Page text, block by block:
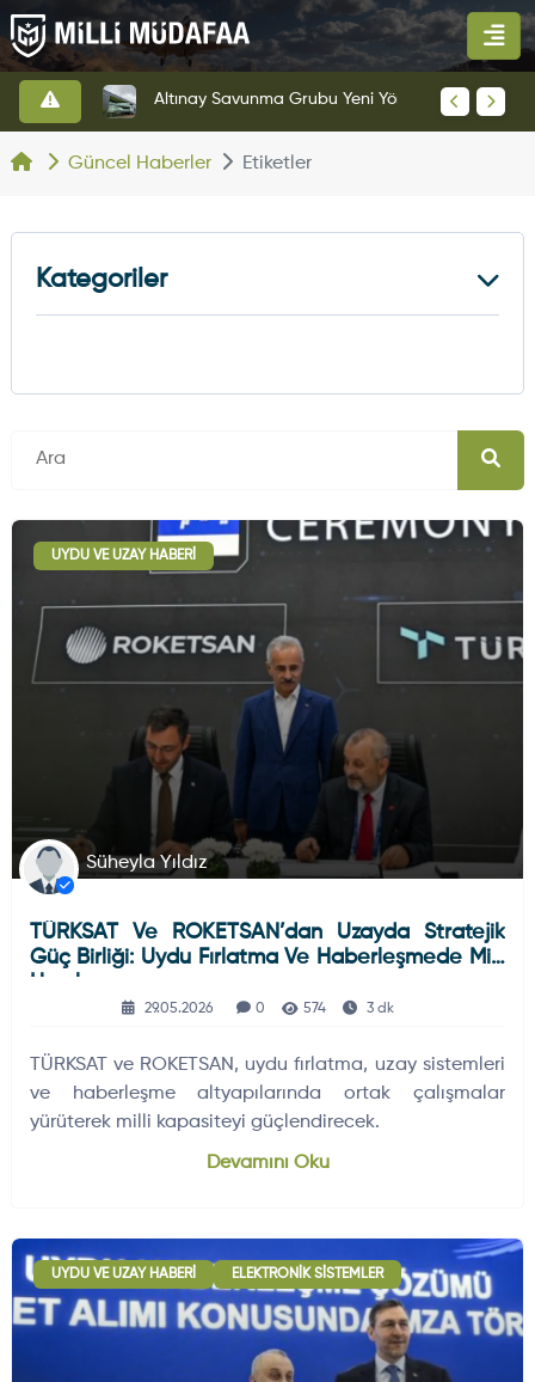
Güncel Haberler Etiketler
UYDU VE UZAY HABERI
Süheyla Yıldız
TÜRKSAT Ve ROKETSAN’dan Uzayda Stratejik
Güç Birliği: Uydu Fırlatma Ve Haberleşmede Milli
Hamle
29.05.2026 0 574 3 dk
TÜRKSAT ve ROKETSAN, uydu fırlatma, uzay sistemleri
ve haberleşme altyapılarında ortak çalışmalar
yürüterek milli kapasiteyi güçlendirecek.
Devamını Oku
UYDU VE UZAY HABERI ELEKTRONIK SISTEMLER
Kategoriler
Deniz Haberleri 223
Uydu ve Uzay Haberi
Silah ve Mühimmatlar
Füze ve Roketler 226
Dünyadan Gelişmeler